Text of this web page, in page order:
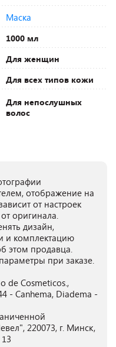
Маска
1000 мл
Для женщин
Для всех типов кожи
Для непослушных
волос
отображение на
от настроек
оригинала.
дизайн,
и комплектацию
этом продавца.
при заказе.
de Cosmeticos.,
- Canhema, Diadema -
220073, г. Минск,